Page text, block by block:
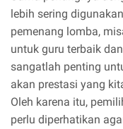
lebih sering
pemenang lomba,
untuk guru terbaik
sangatlah penting
akan prestasi yang
Oleh karena itu,
perlu diperhatikan